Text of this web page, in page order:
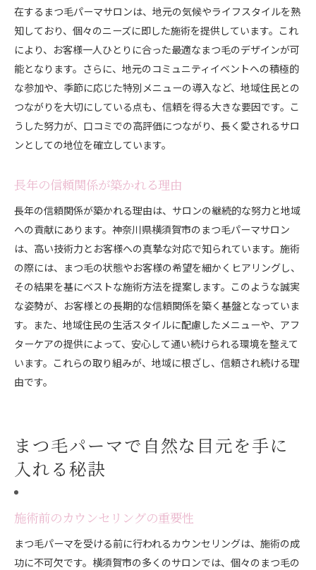
在するまつ毛パーマサロンは、地元の気候やライフスタイルを熟
知しており、個々のニーズに即した施術を提供しています。これ
により、お客様一人ひとりに合った最適なまつ毛のデザインが可
能となります。さらに、地元のコミュニティイベントへの積極的
な参加や、季節に応じた特別メニューの導入など、地域住民との
つながりを大切にしている点も、信頼を得る大きな要因です。こ
うした努力が、口コミでの高評価につながり、長く愛されるサロ
ンとしての地位を確立しています。
長年の信頼関係が築かれる理由
長年の信頼関係が築かれる理由は、サロンの継続的な努力と地域
への貢献にあります。神奈川県横須賀市のまつ毛パーマサロン
は、高い技術力とお客様への真摯な対応で知られています。施術
の際には、まつ毛の状態やお客様の希望を細かくヒアリングし、
その結果を基にベストな施術方法を提案します。このような誠実
な姿勢が、お客様との長期的な信頼関係を築く基盤となっていま
す。また、地域住民の生活スタイルに配慮したメニューや、アフ
ターケアの提供によって、安心して通い続けられる環境を整えて
います。これらの取り組みが、地域に根ざし、信頼され続ける理
由です。
まつ毛パーマで自然な目元を手に
入れる秘訣
施術前のカウンセリングの重要性
まつ毛パーマを受ける前に行われるカウンセリングは、施術の成
功に不可欠です。横須賀市の多くのサロンでは、個々のまつ毛の